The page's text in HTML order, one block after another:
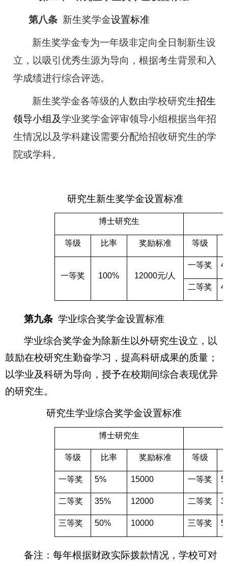
第八条 新生奖学金设置标准
新生奖学金专为一年级非定向全日制新生设
立，以吸引优秀生源为导向，根据考生背景和入
学成绩进行综合评选。
新生奖学金各等级的人数由学校研究生招生
领导小组及学业奖学金评审领导小组根据当年招
生情况以及学科建设需要分配给招收研究生的学
院或学科。
研究生新生奖学金设置标准
博士研究生
等级 比率 奖励标准 等级
一等奖 100% 12000元/人
一等奖
二等奖
第九条 学业综合奖学金设置标准
学业综合奖学金为除新生以外研究生设立，以
鼓励在校研究生勤奋学习，提高科研成果的质量；
以学业及科研为导向，授予在校期间综合表现优异
的研究生。
研究生学业综合奖学金设置标准
博士研究生
等级 比率 奖励标准 等级
一等奖 5% 15000 一等奖
二等奖 35% 12000 二等奖
三等奖 50% 10000 三等奖
备注：每年根据财政实际拨款情况，学校可对